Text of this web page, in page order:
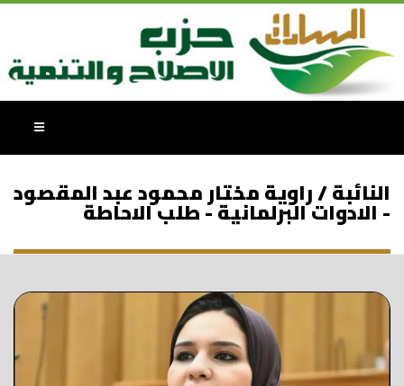
النائبة / راوية مختار محمود عبد المقصود
- الادوات البرلمانية - طلب الاحاطة